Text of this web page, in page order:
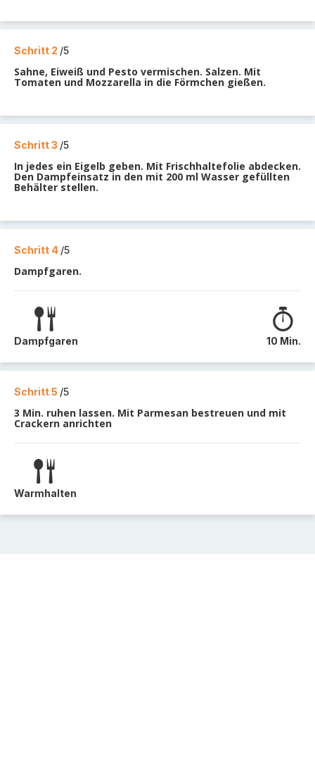
Schritt 2 /5
Sahne, Eiweiß und Pesto vermischen. Salzen. Mit
Tomaten und Mozzarella in die Förmchen gießen.
Schritt 3 /5
In jedes ein Eigelb geben. Mit Frischhaltefolie abdecken.
Den Dampfeinsatz in den mit 200 ml Wasser gefüllten
Behälter stellen.
Schritt 4 /5
Dampfgaren.
Dampfgaren 10 Min.
Schritt 5 /5
3 Min. ruhen lassen. Mit Parmesan bestreuen und mit
Crackern anrichten
Warmhalten